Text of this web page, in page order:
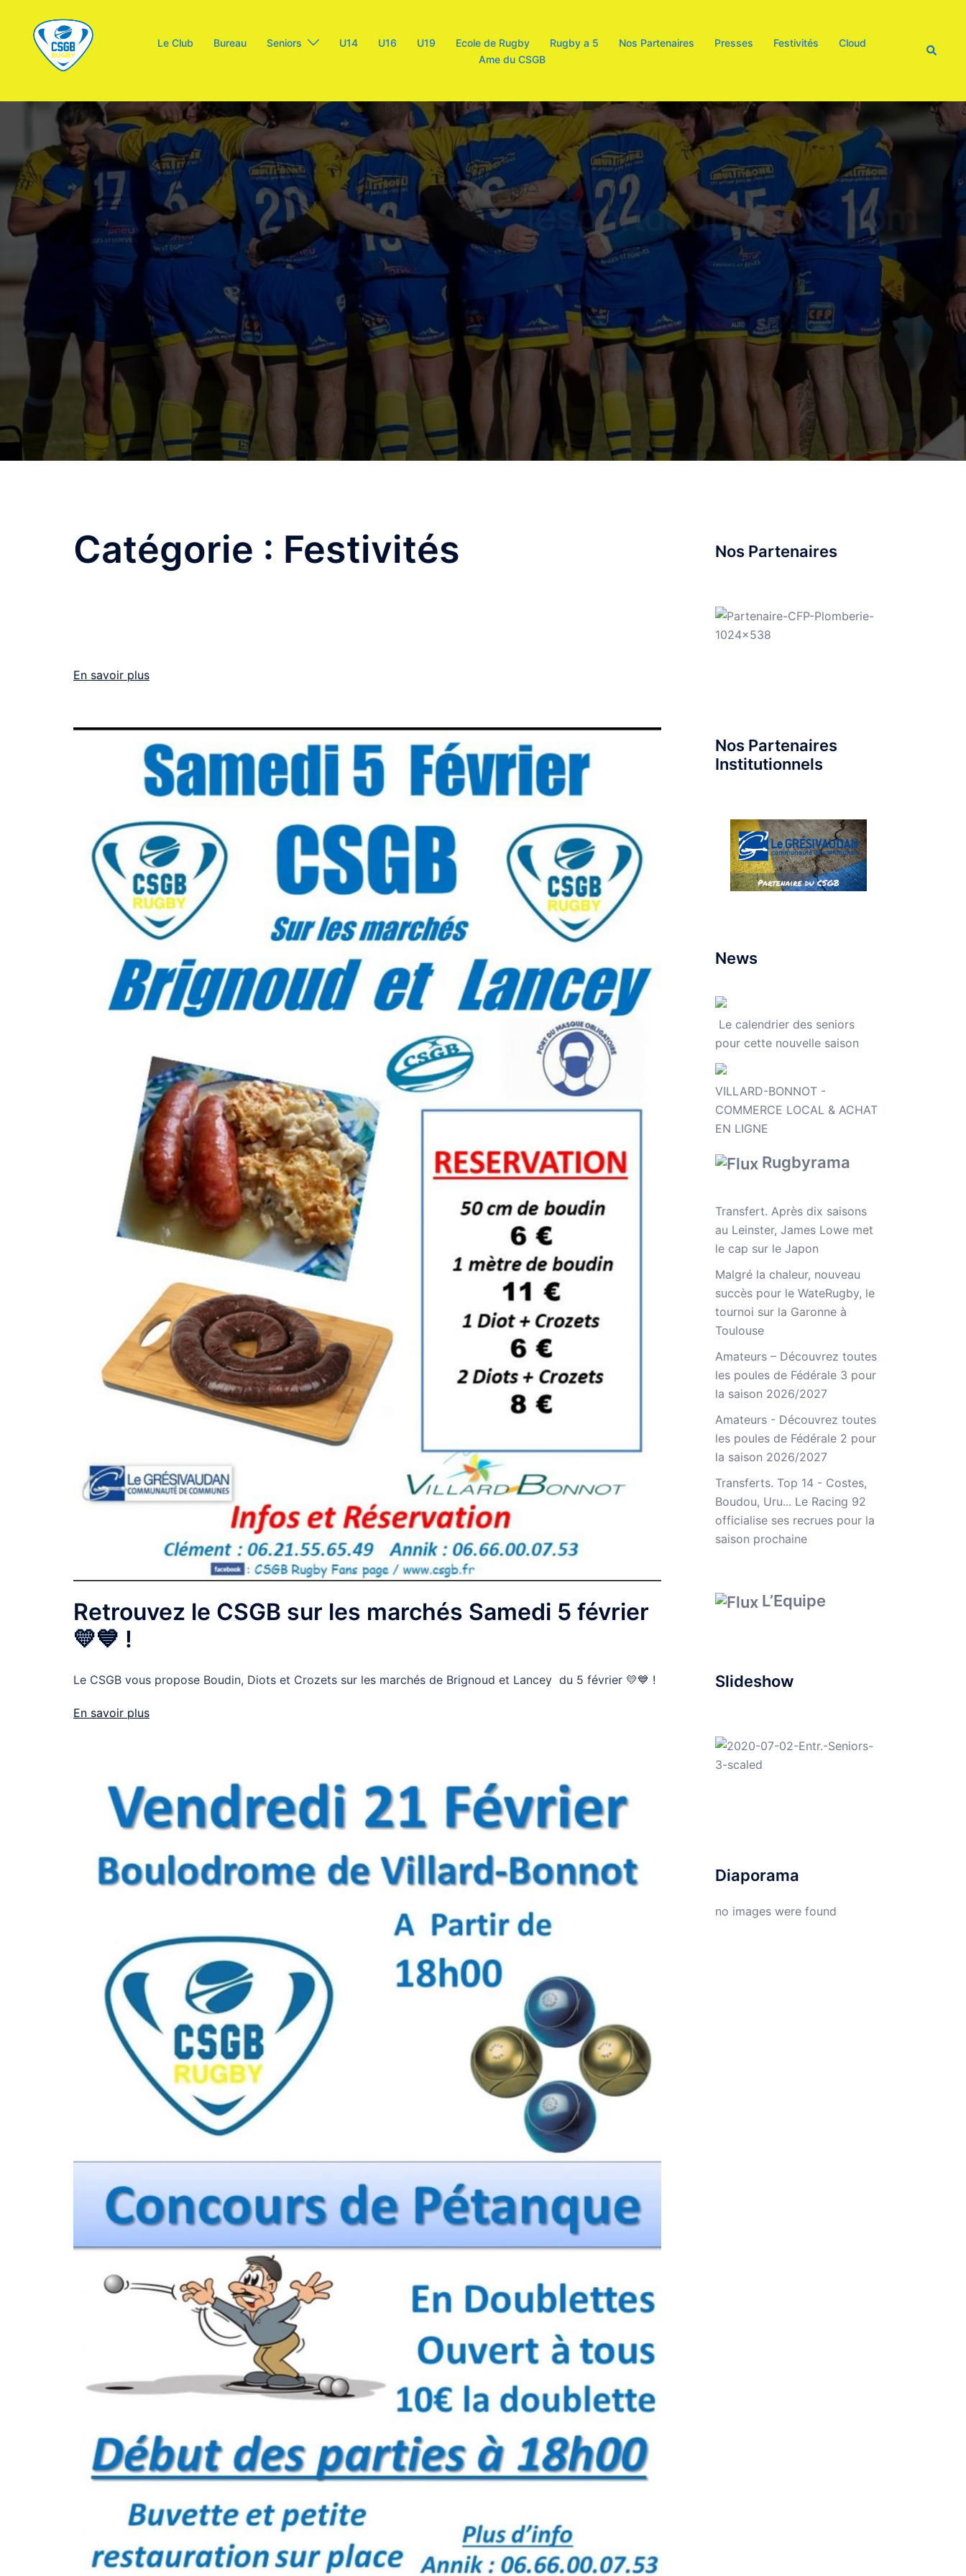
contenu
Le Club Bureau Seniors U14 U16 U19 Ecole de Rugby Rugby a 5 Nos Partenaires Presses Festivités
Cloud
Ame du CSGB
Catégorie : Festivités
En savoir plus
Retrouvez le CSGB sur les marchés Samedi 5 février
💛💙 !
Le CSGB vous propose Boudin, Diots et Crozets sur les marchés de Brignoud et Lancey du 5 février 💛💙 !
En savoir plus
Nos Partenaires
Nos Partenaires
Institutionnels
News
Le calendrier des seniors
pour cette nouvelle saison
VILLARD-BONNOT -
COMMERCE LOCAL & ACHAT
EN LIGNE
Rugbyrama
Transfert. Après dix saisons
au Leinster, James Lowe met
le cap sur le Japon
Malgré la chaleur, nouveau
succès pour le WateRugby, le
tournoi sur la Garonne à
Toulouse
Amateurs – Découvrez toutes
les poules de Fédérale 3 pour
la saison 2026/2027
Amateurs - Découvrez toutes
les poules de Fédérale 2 pour
la saison 2026/2027
Transferts. Top 14 - Costes,
Boudou, Uru... Le Racing 92
officialise ses recrues pour la
saison prochaine
L’Equipe
Slideshow
Diaporama
no images were found